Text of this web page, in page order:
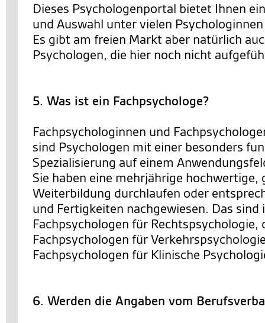
Dieses Psychologenportal bietet Ihnen
und Auswahl unter vielen
Es gibt am freien Markt aber natürlich
Psychologen, die hier noch nicht
5. Was ist ein Fachpsychologe?
Fachpsychologinnen und
sind Psychologen mit einer besonders
Spezialisierung auf einem
Sie haben eine mehrjährige hochwertige,
Weiterbildung durchlaufen oder
und Fertigkeiten nachgewiesen. Das sind
Fachpsychologen für Rechtspsychologie,
Fachpsychologen für
Fachpsychologen für Klinische
6. Werden die Angaben vom